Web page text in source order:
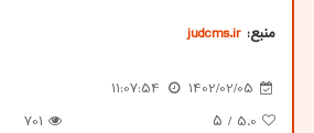
منبع: judcms.ir
1402/02/05
11:07:54
5.0 / ۵
701